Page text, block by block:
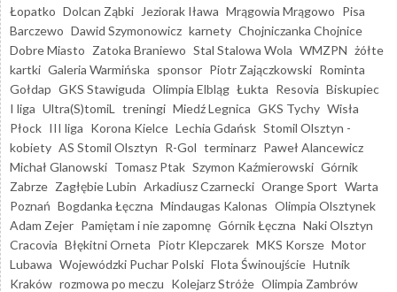
Łopatko Dolcan Ząbki Jeziorak Iława Mrągowia Mrągowo Pisa
Barczewo Dawid Szymonowicz karnety Chojniczanka Chojnice
Dobre Miasto Zatoka Braniewo Stal Stalowa Wola WMZPN żółte
kartki Galeria Warmińska sponsor Piotr Zajączkowski Rominta
Gołdap GKS Stawiguda Olimpia Elbląg Łukta Resovia Biskupiec
I liga Ultra(S)tomiL treningi Miedź Legnica GKS Tychy Wisła
Płock III liga Korona Kielce Lechia Gdańsk Stomil Olsztyn -
kobiety AS Stomil Olsztyn R-Gol terminarz Paweł Alancewicz
Michał Glanowski Tomasz Ptak Szymon Kaźmierowski Górnik
Zabrze Zagłębie Lubin Arkadiusz Czarnecki Orange Sport Warta
Poznań Bogdanka Łęczna Mindaugas Kalonas Olimpia Olsztynek
Adam Zejer Pamiętam i nie zapomnę Górnik Łęczna Naki Olsztyn
Cracovia Błękitni Orneta Piotr Klepczarek MKS Korsze Motor
Lubawa Wojewódzki Puchar Polski Flota Świnoujście Hutnik
Kraków rozmowa po meczu Kolejarz Stróże Olimpia Zambrów